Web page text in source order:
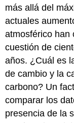
más allá del
actuales
atmosférico han
cuestión de
años. ¿Cuál es
de cambio y la
carbono? Un
comparar los
presencia de la